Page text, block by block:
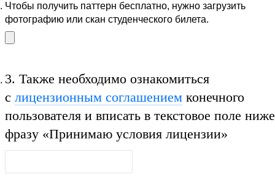
Чтобы получить паттерн бесплатно, нужно загрузить
фотографию или скан студенческого билета.
3. Также необходимо ознакомиться
с лицензионным соглашением конечного
пользователя и вписать в текстовое поле ниже
фразу «Принимаю условия лицензии»